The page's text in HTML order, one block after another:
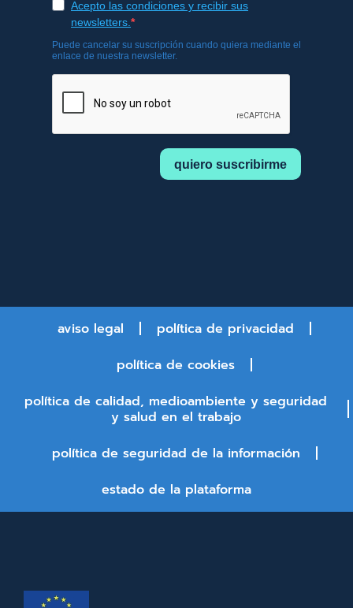
aviso legal
política de privacidad
política de cookies
política de calidad, medioambiente y seguridad
y salud en el trabajo
política de seguridad de la información
estado de la plataforma